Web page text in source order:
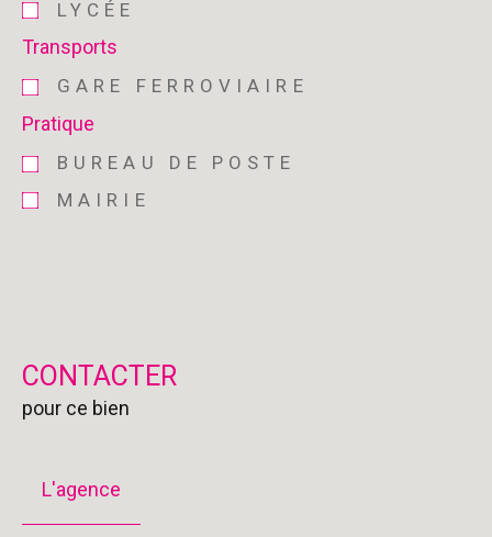
LYCÉE
Transports
GARE FERROVIAIRE
Pratique
BUREAU DE POSTE
MAIRIE
CONTACTER
pour ce bien
L'agence